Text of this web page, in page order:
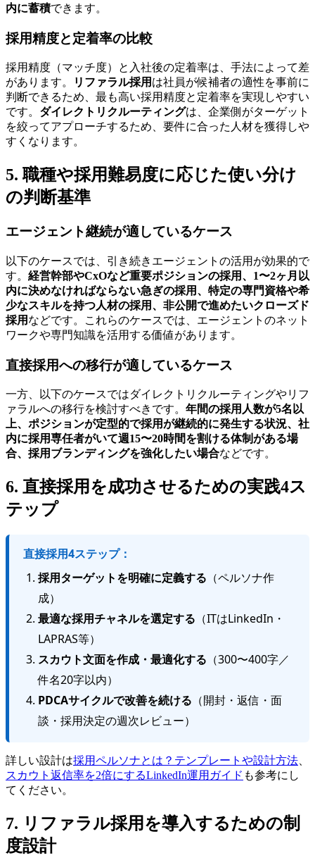
内に蓄積できます。
採用精度と定着率の比較
採用精度（マッチ度）と入社後の定着率は、手法によって差
があります。
リファラル採用 は社員が候補者の適性を事前に
判断できるため、最も高い採用精度と定着率を実現しやすい
です。 ダイレクトリクルーティングは、企業側がターゲット
を絞ってアプローチするため、要件に合った人材を獲得しや
すくなります。
5. 職種や採用難易度に応じた使い分け
の判断基準
エージェント継続が適しているケース
以下のケースでは、引き続きエージェントの活用が効果的で
す。 経営幹部やCxOなど重要ポジションの採用、1〜2ヶ月以
内に決めなければならない急ぎの採用、特定の専門資格や希
少なスキルを持つ人材の採用、非公開で進めたいクローズド
採用 などです。これらのケースでは、エージェントのネット
ワークや専門知識を活用する価値があります。
直接採用への移行が適しているケース
一方、以下のケースではダイレクトリクルーティングやリフ
ァラルへの移行を検討すべきです。 年間の採用人数が5名以
上、ポジションが定型的で採用が継続的に発生する状況、社
内に採用専任者がいて週15〜20時間を割ける体制がある場
合、採用ブランディングを強化したい場合などです。
6. 直接採用を成功させるための実践4ス
テップ
直接採用4ステップ：
採用ターゲットを明確に定義する （ペルソナ作
成）
最適な採用チャネルを選定する （ITはLinkedIn・
LAPRAS等）
スカウト文面を作成・最適化する （300〜400字／
件名20字以内）
PDCAサイクルで改善を続ける （開封・返信・面
談・採用決定の週次レビュー）
詳しい設計は採用ペルソナとは？テンプレートや設計方法
スカウト返信率を2倍にするLinkedIn運用ガイド も参考にし
てください。
7. リファラル採用を導入するための制
度設計